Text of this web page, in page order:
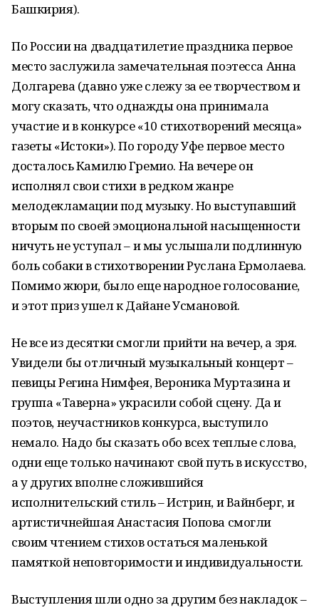
Башкирия).
По России на двадцатилетие праздника первое
место заслужила замечательная поэтесса Анна
Долгарева (давно уже слежу за ее творчеством и
могу сказать, что однажды она принимала
участие и в конкурсе «10 стихотворений месяца»
газеты «Истоки»). По городу Уфе первое место
досталось Камилю Гремио. На вечере он
исполнял свои стихи в редком жанре
мелодекламации под музыку. Но выступавший
вторым по своей эмоциональной насыщенности
ничуть не уступал – и мы услышали подлинную
боль собаки в стихотворении Руслана Ермолаева.
Помимо жюри, было еще народное голосование,
и этот приз ушел к Дайане Усмановой.
Не все из десятки смогли прийти на вечер, а зря.
Увидели бы отличный музыкальный концерт –
певицы Регина Нимфея, Вероника Муртазина и
группа «Таверна» украсили собой сцену. Да и
поэтов, неучастников конкурса, выступило
немало. Надо бы сказать обо всех теплые слова,
одни еще только начинают свой путь в искусство,
а у других вполне сложившийся
исполнительский стиль – Истрин, и Вайнберг, и
артистичнейшая Анастасия Попова смогли
своим чтением стихов остаться маленькой
памяткой неповторимости и индивидуальности.
Выступления шли одно за другим без накладок –